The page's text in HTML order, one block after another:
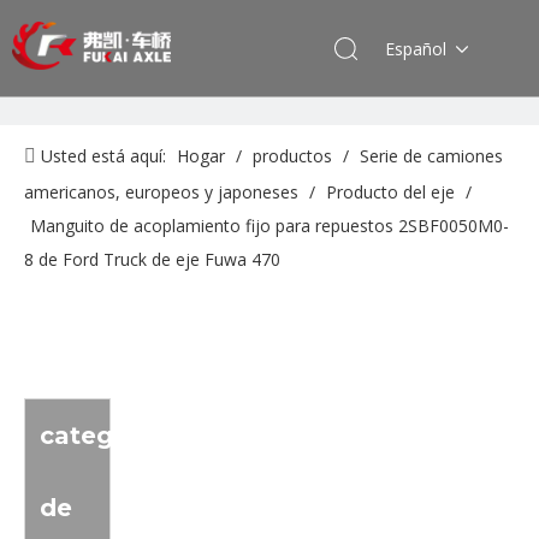
Español
Usted está aquí: Hogar / productos / Serie de camiones
americanos, europeos y japoneses / Producto del eje /
Manguito de acoplamiento fijo para repuestos 2SBF0050M0-
8 de Ford Truck de eje Fuwa 470
categoria
de